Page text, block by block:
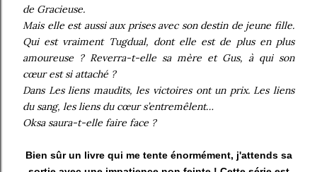
de Gracieuse.
Mais elle est aussi aux prises avec son destin de jeune fille.
Qui est vraiment Tugdual, dont elle est de plus en plus
amoureuse ? Reverra-t-elle sa mère et Gus, à qui son
cœur est si attaché ?
Dans Les liens maudits, les victoires ont un prix. Les liens
du sang, les liens du cœur s’entremêlent…
Oksa saura-t-elle faire face ?
Bien sûr un livre qui me tente énormément, j'attends sa